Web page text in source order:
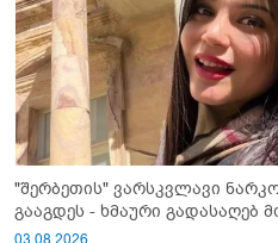
"შერბეთის" ვარსკვლავი
გააგდეს - ხმაური გადასაღებ